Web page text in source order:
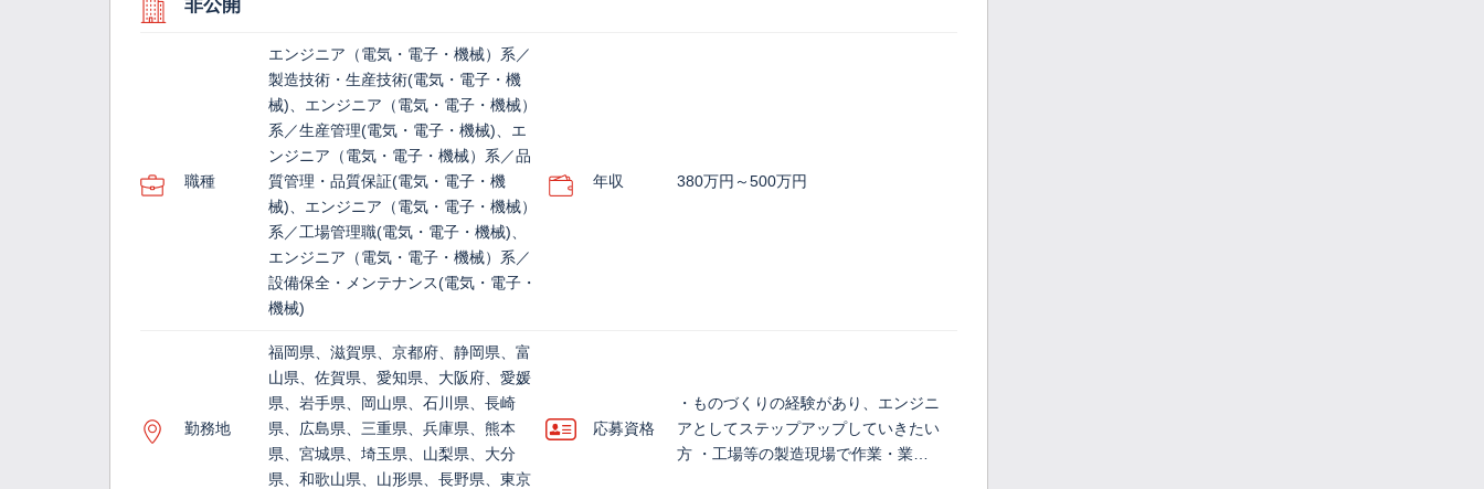
非公開
職種
エンジニア（電気・電子・機械）系／
製造技術・生産技術(電気・電子・機
械)、エンジニア（電気・電子・機械）
系／生産管理(電気・電子・機械)、エ
ンジニア（電気・電子・機械）系／品
質管理・品質保証(電気・電子・機
械)、エンジニア（電気・電子・機械）
系／工場管理職(電気・電子・機械)、
エンジニア（電気・電子・機械）系／
設備保全・メンテナンス(電気・電子・
機械)
年収 380万円～500万円
勤務地
福岡県、滋賀県、京都府、静岡県、富
山県、佐賀県、愛知県、大阪府、愛媛
県、岩手県、岡山県、石川県、長崎
県、広島県、三重県、兵庫県、熊本
県、宮城県、埼玉県、山梨県、大分
県、和歌山県、山形県、長野県、東京
応募資格
・ものづくりの経験があり、エンジニ
アとしてステップアップしていきたい
方 ・工場等の製造現場で作業・業…